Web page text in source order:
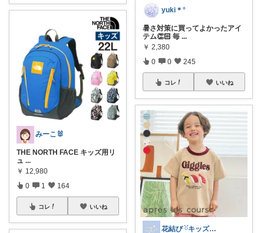
みーこ🐰
THE NORTH FACE キッズ用リ
ュ ...
￥ 12,980
0 1 164
コレ いいね
yuki＊°
暑さ対策に買ってよかったアイ
テム👏🏻 毎 ...
￥ 2,380
0 0 245
コレ いいね
花結び ྀིキッズもの多め